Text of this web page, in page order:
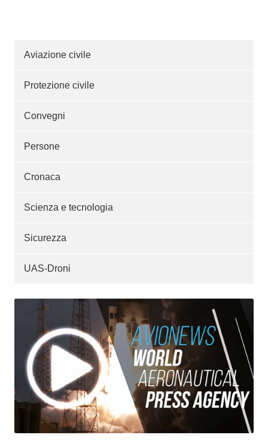
Aviazione civile
Protezione civile
Convegni
Persone
Cronaca
Scienza e tecnologia
Sicurezza
UAS-Droni